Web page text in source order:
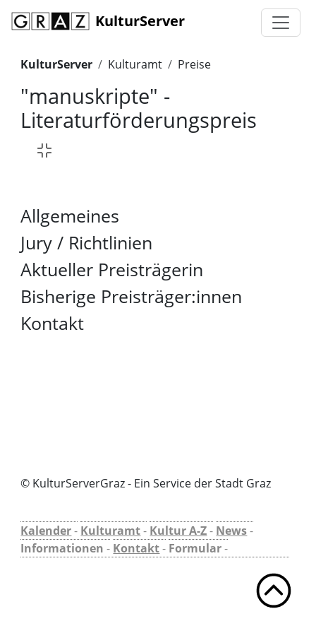
KulturServer
KulturServer Kulturamt Preise
"manuskripte" -
Literaturförderungspreis
Allgemeines
Jury / Richtlinien
Aktueller Preisträgerin
Bisherige Preisträger:innen
Kontakt
© KulturServerGraz - Ein Service der Stadt Graz
Kalender- Kulturamt- Kultur A-Z- News-
Informationen - Kontakt- Formular-